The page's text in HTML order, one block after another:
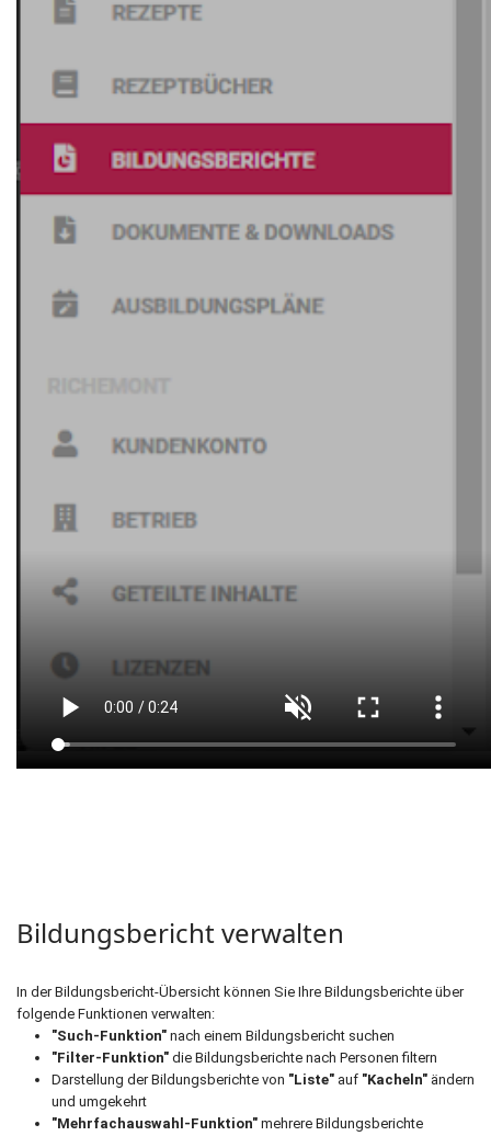
Bildungsbericht verwalten
In der Bildungsbericht-Übersicht können Sie Ihre Bildungsberichte über
folgende Funktionen verwalten:
"Such-Funktion" nach einem Bildungsbericht suchen
"Filter-Funktion" die Bildungsberichte nach Personen filtern
Darstellung der Bildungsberichte von "Liste" auf "Kacheln" ändern
und umgekehrt
"Mehrfachauswahl-Funktion" mehrere Bildungsberichte